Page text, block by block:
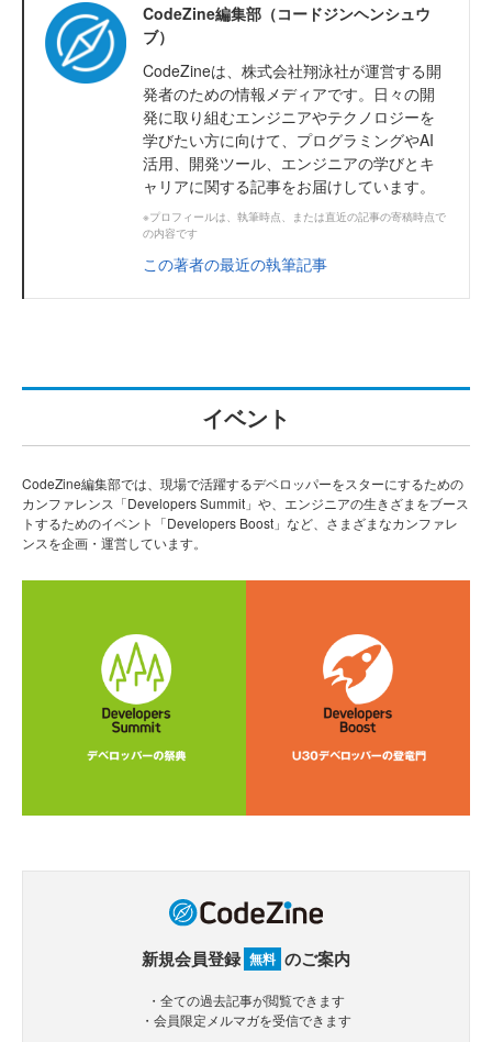
CodeZine編集部（コードジンヘンシュウ
ブ）
CodeZineは、株式会社翔泳社が運営する開
発者のための情報メディアです。日々の開
発に取り組むエンジニアやテクノロジーを
学びたい方に向けて、プログラミングやAI
活用、開発ツール、エンジニアの学びとキ
ャリアに関する記事をお届けしています。
※プロフィールは、執筆時点、または直近の記事の寄稿時点で
の内容です
この著者の最近の執筆記事
イベント
CodeZine編集部では、現場で活躍するデベロッパーをスターにするための
カンファレンス「Developers Summit」や、エンジニアの生きざまをブース
トするためのイベント「Developers Boost」など、さまざまなカンファレ
ンスを企画・運営しています。
新規会員登録 無料 のご案内
・全ての過去記事が閲覧できます
・会員限定メルマガを受信できます